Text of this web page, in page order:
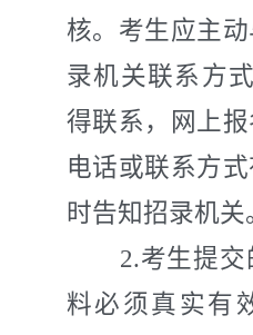
核。考生应主
录机关联系方
得联系，网上
电话或联系方
时告知招录机关
2.考生提
料必须真实有